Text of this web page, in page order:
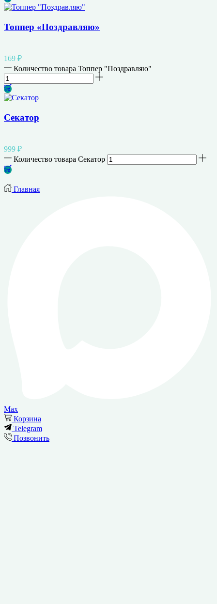
Топпер «Поздравляю»
169 ₽
Количество товара Топпер "Поздравляю"
Секатор
999 ₽
Количество товара Секатор
Главная
Max
Корзина
Telegram
Позвонить